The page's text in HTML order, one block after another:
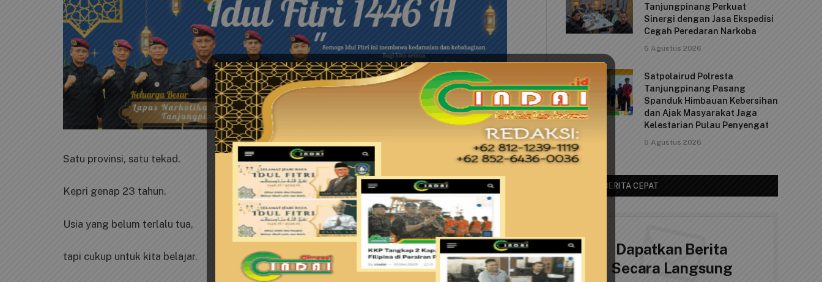
Satu provinsi, satu tekad.
Kepri genap 23 tahun.
Usia yang belum terlalu tua,
tapi cukup untuk kita belajar.
Tanjungpinang Perkuat
Sinergi dengan Jasa Ekspedisi
Cegah Peredaran Narkoba
6 Agustus 2026
Satpolairud Polresta
Tanjungpinang Pasang
Spanduk Himbauan Kebersihan
dan Ajak Masyarakat Jaga
Kelestarian Pulau Penyengat
6 Agustus 2026
AKSES BERITA CEPAT
Dapatkan Berita
Secara Langsung